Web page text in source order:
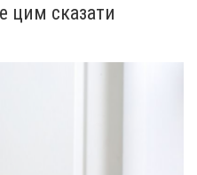
цим сказати